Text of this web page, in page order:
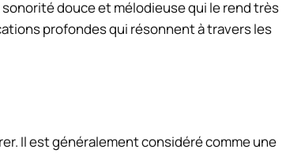
douce et mélodieuse qui le rend très
profondes qui résonnent à travers les
Il est généralement considéré comme une